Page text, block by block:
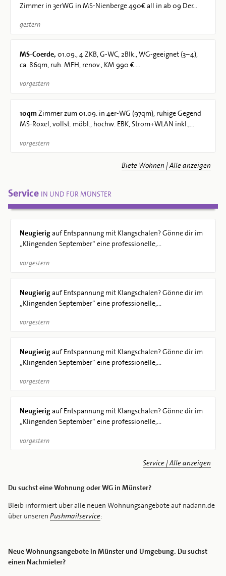
Zimmer in 3erWG in MS-Nienberge 490€ all in ab 09 Der...
gestern
MS-Coerde, 01.09., 4 ZKB, G-WC, 2Blk., WG-geeignet (3–4),
ca. 86qm, ruh. MFH, renov., KM 990 €....
vorgestern
10qmZimmer zum 01.09. in 4er-WG (97qm), ruhige Gegend
MS-Roxel, vollst. möbl., hochw. EBK, Strom+WLAN inkl.,...
vorgestern
Biete Wohnen | Alle anzeigen
Service IN UND FÜR MÜNSTER
Neugierigauf Entspannung mit Klangschalen? Gönne dir im
„Klingenden September“ eine professionelle,...
vorgestern
Neugierigauf Entspannung mit Klangschalen? Gönne dir im
„Klingenden September“ eine professionelle,...
vorgestern
Neugierigauf Entspannung mit Klangschalen? Gönne dir im
„Klingenden September“ eine professionelle,...
vorgestern
Neugierigauf Entspannung mit Klangschalen? Gönne dir im
„Klingenden September“ eine professionelle,...
vorgestern
Service | Alle anzeigen
Du suchst eine Wohnung oder WG in Münster?
Bleib informiert über alle neuen Wohnungsangebote auf nadann.de
über unserenPushmailservice:
Neue Wohnungsangebote in Münster und Umgebung. Du suchst
einen Nachmieter?